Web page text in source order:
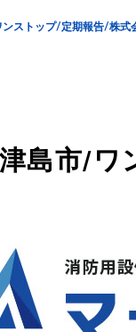
業務案内
ストップ/定期報告/株式
島市/